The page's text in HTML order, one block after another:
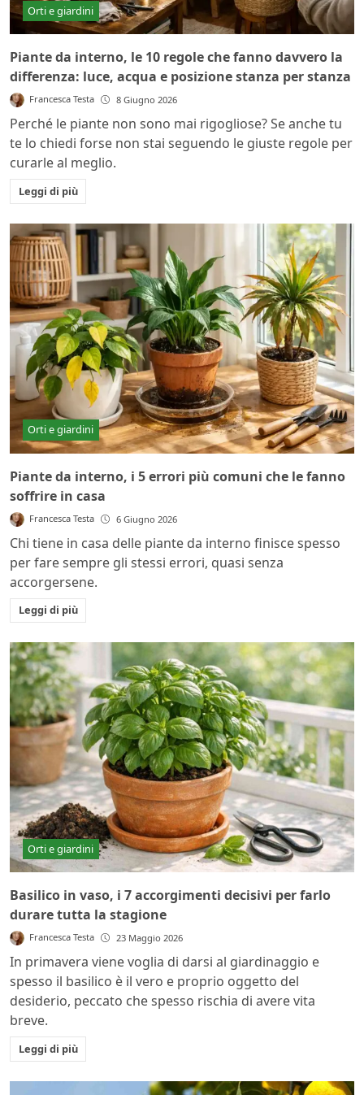
Orti e giardini
Piante da interno, le 10 regole che fanno davvero la
differenza: luce, acqua e posizione stanza per stanza
Francesca Testa 8 Giugno 2026
Perché le piante non sono mai rigogliose? Se anche tu
te lo chiedi forse non stai seguendo le giuste regole per
curarle al meglio.
Leggi di più
Orti e giardini
Piante da interno, i 5 errori più comuni che le fanno
soffrire in casa
Francesca Testa 6 Giugno 2026
Chi tiene in casa delle piante da interno finisce spesso
per fare sempre gli stessi errori, quasi senza
accorgersene.
Leggi di più
Orti e giardini
Basilico in vaso, i 7 accorgimenti decisivi per farlo
durare tutta la stagione
Francesca Testa 23 Maggio 2026
In primavera viene voglia di darsi al giardinaggio e
spesso il basilico è il vero e proprio oggetto del
desiderio, peccato che spesso rischia di avere vita
breve.
Leggi di più